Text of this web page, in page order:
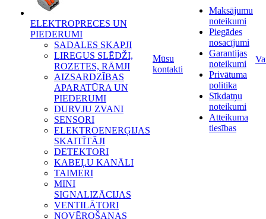
ELEKTROPRECES UN
PIEDERUMI
SADALES SKAPJI
LIREGUS SLĒDŽI,
ROZETES, RĀMJI
AIZSARDZĪBAS
APARATŪRA UN
PIEDERUMI
DURVJU ZVANI
SENSORI
ELEKTROENERĢIJAS
SKAITĪTĀJI
DETEKTORI
KABEĻU KANĀLI
TAIMERI
MINI
SIGNALIZĀCIJAS
VENTILĀTORI
NOVĒROŠANAS
Mūsu
kontakti
Maksājumu
noteikumi
Piegādes
nosacījumi
Garantijas
noteikumi
Privātuma
politika
Sīkdatņu
noteikumi
Atteikuma
tiesības